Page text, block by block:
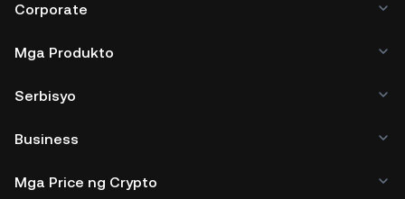
Corporate
Mga Produkto
Serbisyo
Business
Mga Price ng Crypto